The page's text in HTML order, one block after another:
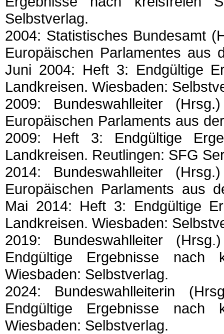
Selbstverlag.
2004: Statistisches Bundesamt
Europäischen Parlamentes aus
Juni 2004: Heft 3: Endgültige
Landkreisen. Wiesbaden:
2009: Bundeswahlleiter
Europäischen Parlaments aus
2009: Heft 3: Endgültige
Landkreisen. Reutlingen: SFG
2014: Bundeswahlleiter
Europäischen Parlaments aus
Mai 2014: Heft 3: Endgültige
Landkreisen. Wiesbaden:
2019: Bundeswahlleiter
Endgültige Ergebnisse nach
Wiesbaden: Selbstverlag.
2024: Bundeswahlleiterin
Endgültige Ergebnisse nach
Wiesbaden: Selbstverlag.